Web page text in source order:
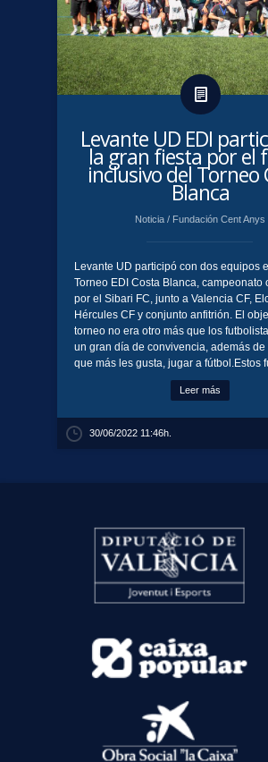
​Levante UD EDI
la gran fiesta por el
inclusivo del Torneo
Blanca
Noticia / Fundación Cent Anys
Levante UD participó con dos equipos
Torneo EDI Costa Blanca, campeonato
por el Sibari FC, junto a Valencia CF,
Hércules CF y conjunto anfitrión. El
torneo no era otro más que los
un gran día de convivencia, además de
que más les gusta, jugar a fútbol.Estos
Leer más
30/06/2022 11:46h.